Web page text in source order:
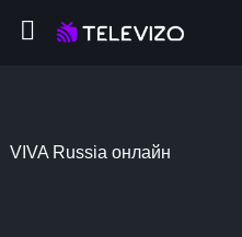
VIVA Russia онлайн